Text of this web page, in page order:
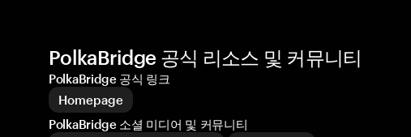
PolkaBridge 공식 리소스 및 커뮤니티
PolkaBridge 공식 링크
Homepage
PolkaBridge 소셜 미디어 및 커뮤니티